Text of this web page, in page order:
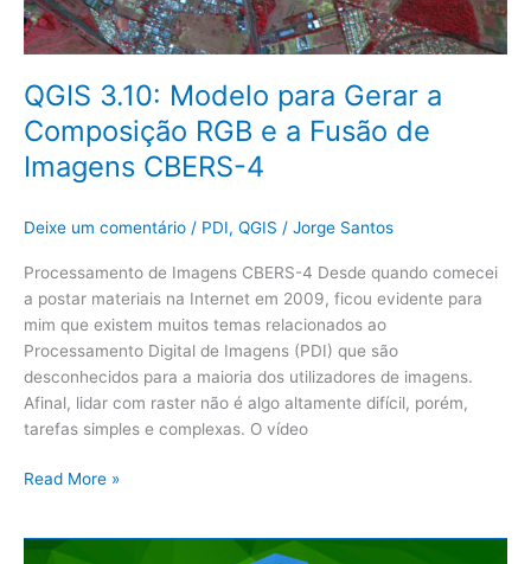
QGIS 3.10: Modelo para Gerar a
Composição RGB e a Fusão de
Imagens CBERS-4
Deixe um comentário / PDI, QGIS / Jorge Santos
Processamento de Imagens CBERS-4 Desde quando comecei
a postar materiais na Internet em 2009, ficou evidente para
mim que existem muitos temas relacionados ao
Processamento Digital de Imagens (PDI) que são
desconhecidos para a maioria dos utilizadores de imagens.
Afinal, lidar com raster não é algo altamente difícil, porém,
tarefas simples e complexas. O vídeo
Read More »
ArcGIS